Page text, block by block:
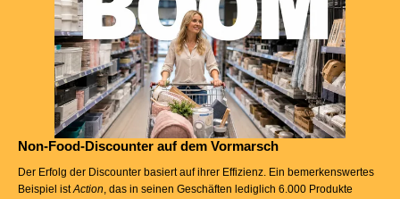
Non-Food-Discounter auf dem Vormarsch
Der Erfolg der Discounter basiert auf ihrer Effizienz. Ein bemerkenswertes
Beispiel istAction, das in seinen Geschäften lediglich 6.000 Produkte